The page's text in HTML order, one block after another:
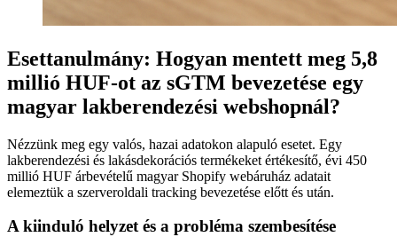
Esettanulmány: Hogyan mentett meg 5,8
millió HUF-ot az sGTM bevezetése egy
magyar lakberendezési webshopnál?
Nézzünk meg egy valós, hazai adatokon alapuló esetet. Egy
lakberendezési és lakásdekorációs termékeket értékesítő, évi 450
millió HUF árbevételű magyar Shopify webáruház adatait
elemeztük a szerveroldali tracking bevezetése előtt és után.
A kiinduló helyzet és a probléma szembesítése